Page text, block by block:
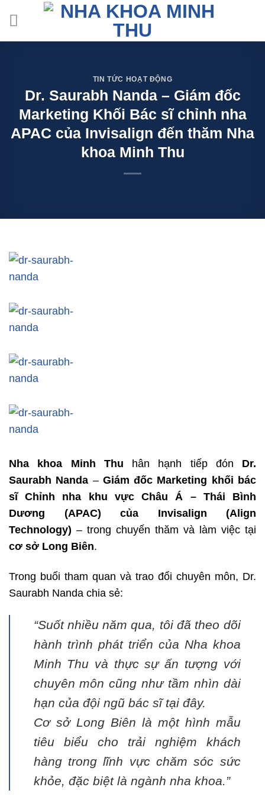
content
TIN TỨC HOẠT ĐỘNG
Dr. Saurabh Nanda – Giám đốc
Marketing Khối Bác sĩ chỉnh nha
APAC của Invisalign đến thăm Nha
khoa Minh Thu
Nha khoa Minh Thu hân hạnh tiếp đón Dr.
Saurabh Nanda – Giám đốc Marketing khối bác
sĩ Chỉnh nha khu vực Châu Á – Thái Bình
Dương (APAC) của Invisalign (Align
Technology) – trong chuyến thăm và làm việc tại
cơ sở Long Biên.
Trong buổi tham quan và trao đổi chuyên môn, Dr.
Saurabh Nanda chia sẻ:
“Suốt nhiều năm qua, tôi đã theo dõi
hành trình phát triển của Nha khoa
Minh Thu và thực sự ấn tượng với
chuyên môn cũng như tầm nhìn dài
hạn của đội ngũ bác sĩ tại đây.
Cơ sở Long Biên là một hình mẫu
tiêu biểu cho trải nghiệm khách
hàng trong lĩnh vực chăm sóc sức
khỏe, đặc biệt là ngành nha khoa.”